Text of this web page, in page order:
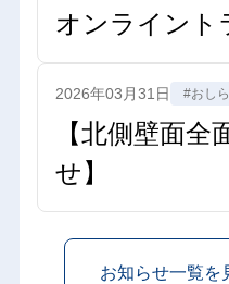
オンライント
ントを装った
メッセージに
2026年03月31日 #おし
【北側壁面全
せ】
お知らせ一覧を